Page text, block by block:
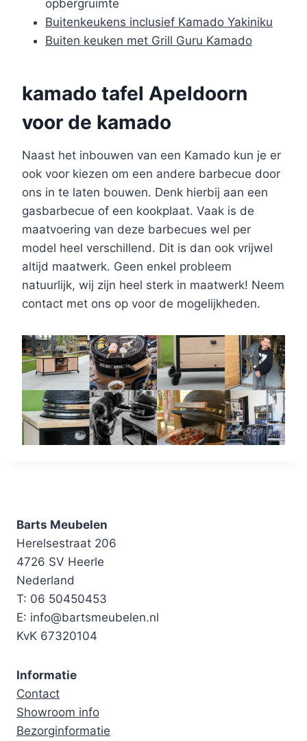
opbergruimte
Buitenkeukens inclusief Kamado Yakiniku
Buiten keuken met Grill Guru Kamado
kamado tafel Apeldoorn
voor de kamado
Naast het inbouwen van een Kamado kun je er
ook voor kiezen om een andere barbecue door
ons in te laten bouwen. Denk hierbij aan een
gasbarbecue of een kookplaat. Vaak is de
maatvoering van deze barbecues wel per
model heel verschillend. Dit is dan ook vrijwel
altijd maatwerk. Geen enkel probleem
natuurlijk, wij zijn heel sterk in maatwerk! Neem
contact met ons op voor de mogelijkheden.
Barts Meubelen
Herelsestraat 206
4726 SV Heerle
Nederland
T: 06 50450453
E: info@bartsmeubelen.nl
KvK 67320104
Informatie
Contact
Showroom info
Bezorginformatie